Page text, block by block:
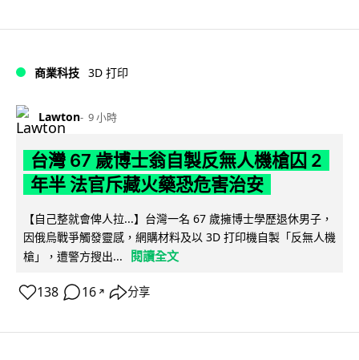
商業科技 3D 打印
Lawton 9 小時
台灣 67 歲博士翁自製反無人機槍囚 2
年半 法官斥藏火藥恐危害治安
【自己整就會俾人拉...】台灣一名 67 歲擁博士學歷退休男子，
因俄烏戰爭觸發靈感，網購材料及以 3D 打印機自製「反無人機
槍」，遭警方搜出...
閱讀全文
138 16 ↗ 分享